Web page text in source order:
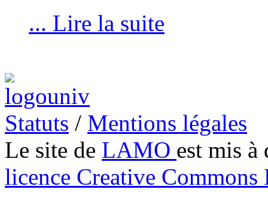
... Lire la suite
Statuts / Mentions légales
Le site de LAMO est mis à
licence Creative